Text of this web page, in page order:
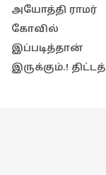
அயோத்தி ராமர்
கோவில்
இப்படித்தான்
இருக்கும்.! திட்டத்